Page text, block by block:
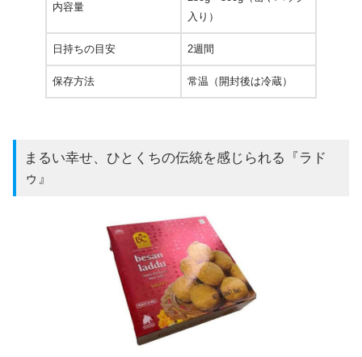
内容量
入り）
日持ちの目安 2週間
保存方法 常温（開封後は冷蔵）
まるい幸せ、ひとくちの伝統を感じられる『ラド
ゥ』